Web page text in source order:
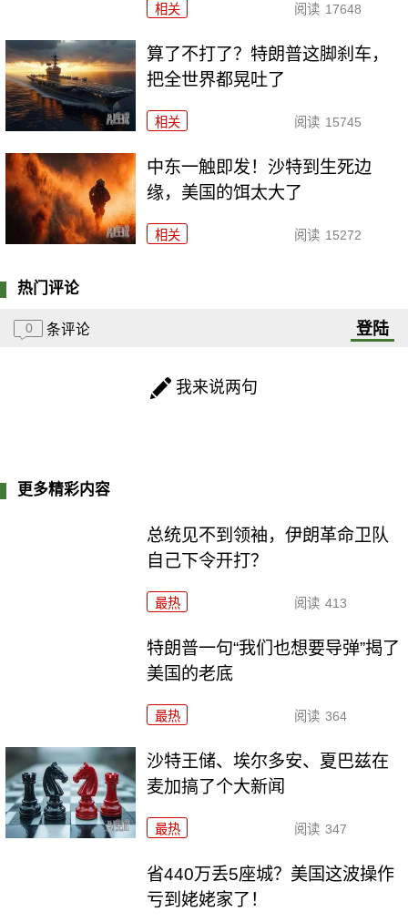
相关 阅读 17648
算了不打了？特朗普这脚刹车，
把全世界都晃吐了
相关 阅读 15745
中东一触即发！沙特到生死边
缘，美国的饵太大了
相关 阅读 15272
热门评论
0 条评论 登陆
我来说两句
更多精彩内容
总统见不到领袖，伊朗革命卫队
自己下令开打？
最热 阅读 413
特朗普一句“我们也想要导弹”揭了
美国的老底
最热 阅读 364
沙特王储、埃尔多安、夏巴兹在
麦加搞了个大新闻
最热 阅读 347
省440万丢5座城？美国这波操作
亏到姥姥家了！